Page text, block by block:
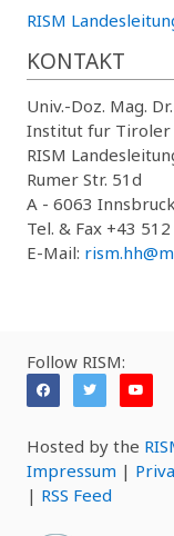
RISM
KONTAKT
Univ.-Doz. Mag.
Institut fur Tiroler
RISM
Rumer Str. 51d
A - 6063
Tel. & Fax +43
E-Mail:
Follow RISM:
Hosted by the
Impressum |
| RSS Feed